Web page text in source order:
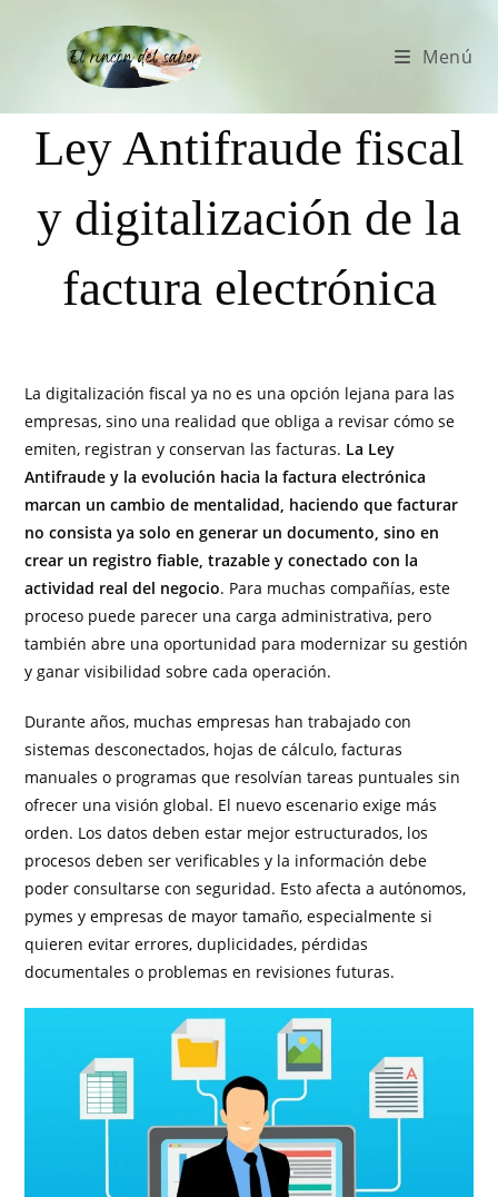
Menú
Ley Antifraude fiscal
y digitalización de la
factura electrónica
La digitalización fiscal ya no es una opción lejana para las
empresas, sino una realidad que obliga a revisar cómo se
emiten, registran y conservan las facturas. La Ley
Antifraude y la evolución hacia la factura electrónica
marcan un cambio de mentalidad, haciendo que facturar
no consista ya solo en generar un documento, sino en
crear un registro fiable, trazable y conectado con la
actividad real del negocio. Para muchas compañías, este
proceso puede parecer una carga administrativa, pero
también abre una oportunidad para modernizar su gestión
y ganar visibilidad sobre cada operación.
Durante años, muchas empresas han trabajado con
sistemas desconectados, hojas de cálculo, facturas
manuales o programas que resolvían tareas puntuales sin
ofrecer una visión global. El nuevo escenario exige más
orden. Los datos deben estar mejor estructurados, los
procesos deben ser verificables y la información debe
poder consultarse con seguridad. Esto afecta a autónomos,
pymes y empresas de mayor tamaño, especialmente si
quieren evitar errores, duplicidades, pérdidas
documentales o problemas en revisiones futuras.